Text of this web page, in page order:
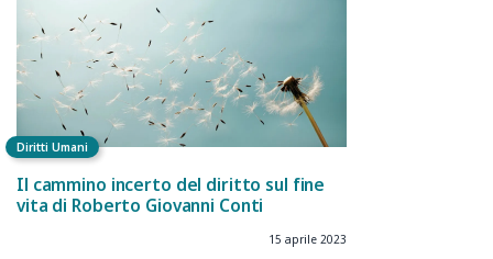
Diritti Umani
Il cammino incerto del diritto sul fine
vita di Roberto Giovanni Conti
15 aprile 2023